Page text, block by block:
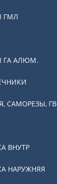
ГМЛ
ГА АЛЮМ.
САМОРЕЗЫ,
ВНУТР
НАРУЖНЯЯ